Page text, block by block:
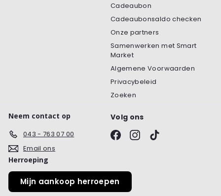
Cadeaubon
Cadeaubonsaldo checken
Onze partners
Samenwerken met Smart
Market
Algemene Voorwaarden
Privacybeleid
Zoeken
Neem contact op
043 - 763 07 00
Email ons
Volg ons
FacebookInstagram
TikTok
Herroeping
Mijn aankoop herroepen